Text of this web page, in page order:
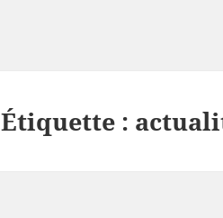
Étiquette :